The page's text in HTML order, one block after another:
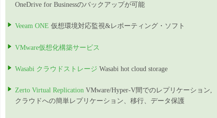
OneDrive for Businessのバックアップが可能
Veeam ONE 仮想環境対応監視&レポーティング・ソフト
VMware仮想化構築サービス
Wasabi クラウドストレージ Wasabi hot cloud storage
Zerto Virtual Replication VMware/Hyper-V間でのレプリケーション,
クラウドへの簡単レプリケーション、移行、データ保護